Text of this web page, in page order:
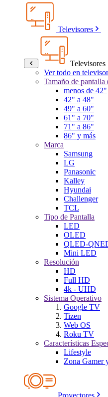
Televisores
Televisores
Ver todo en
Tamaño de pantalla
menos de 42"
42" a 48"
49" a 60"
61" a 70"
71" a 86"
86" y más
Marca
Samsung
LG
Panasonic
Kalley
Hyundai
Challenger
TCL
Tipo de Pantalla
LED
OLED
QLED-
Mini LED
Resolución
HD
Full HD
4k - UHD
Sistema Operativo
Google TV
Tizen
Web OS
Roku TV
Características
Lifestyle
Zona Gamer
Proyectores